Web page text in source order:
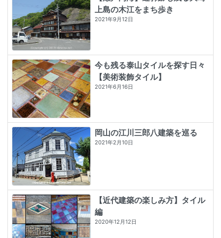
上島の木江をまち歩き
2021年9月12日
今も残る泰山タイルを探す日々
【美術装飾タイル】
2021年6月16日
岡山の江川三郎八建築を巡る
2021年2月10日
【近代建築の楽しみ方】タイル
編
2020年12月12日